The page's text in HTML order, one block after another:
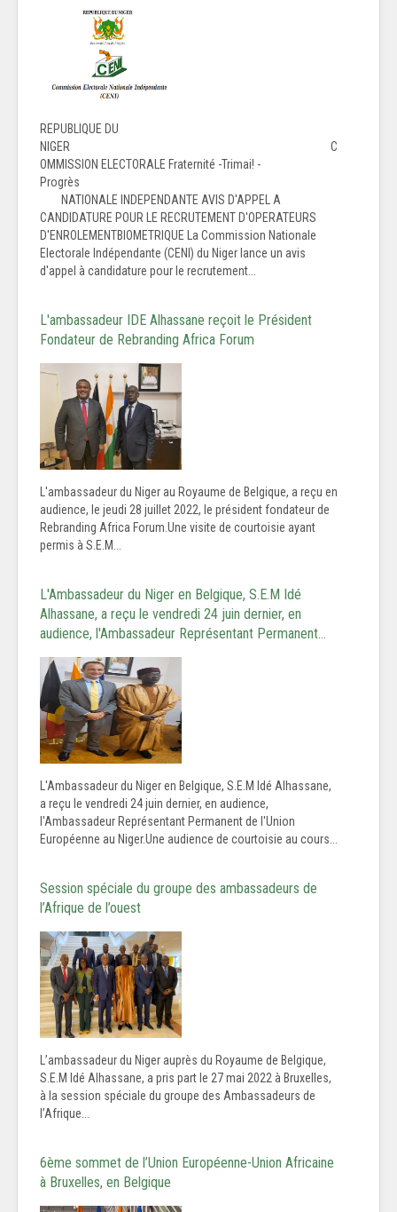
REPUBLIQUE DU
NIGER C
OMMISSION ELECTORALE Fraternité -Trimai! -
Progrès
NATIONALE INDEPENDANTE AVIS D'APPEL A
CANDIDATURE POUR LE RECRUTEMENT D'OPERATEURS
D'ENROLEMENTBIOMETRIQUE La Commission Nationale
Electorale Indépendante (CENI) du Niger lance un avis
d'appel à candidature pour le recrutement...
L'ambassadeur IDE Alhassane reçoit le Président
Fondateur de Rebranding Africa Forum
L'ambassadeur du Niger au Royaume de Belgique, a reçu en
audience, le jeudi 28 juillet 2022, le président fondateur de
Rebranding Africa Forum.Une visite de courtoisie ayant
permis à S.E.M...
L'Ambassadeur du Niger en Belgique, S.E.M Idé
Alhassane, a reçu le vendredi 24 juin dernier, en
audience, l'Ambassadeur Représentant Permanent…
L'Ambassadeur du Niger en Belgique, S.E.M Idé Alhassane,
a reçu le vendredi 24 juin dernier, en audience,
l'Ambassadeur Représentant Permanent de l'Union
Européenne au Niger.Une audience de courtoisie au cours...
Session spéciale du groupe des ambassadeurs de
l’Afrique de l’ouest
L’ambassadeur du Niger auprès du Royaume de Belgique,
S.E.M Idé Alhassane, a pris part le 27 mai 2022 à Bruxelles,
à la session spéciale du groupe des Ambassadeurs de
l’Afrique...
6ème sommet de l’Union Européenne-Union Africaine
à Bruxelles, en Belgique